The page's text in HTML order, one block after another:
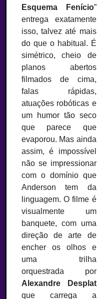
Esquema Fenício”
entrega exatamente
isso, talvez até mais
do que o habitual. É
simétrico, cheio de
planos abertos
filmados de cima,
falas rápidas,
atuações robóticas e
um humor tão seco
que parece que
evaporou. Mas ainda
assim, é impossível
não se impressionar
com o domínio que
Anderson tem da
linguagem. O filme é
visualmente um
banquete, com uma
direção de arte de
encher os olhos e
uma trilha
orquestrada por
Alexandre Desplat
que carrega a